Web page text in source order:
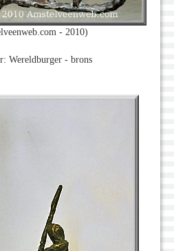
- 2010)
Wereldburger - brons